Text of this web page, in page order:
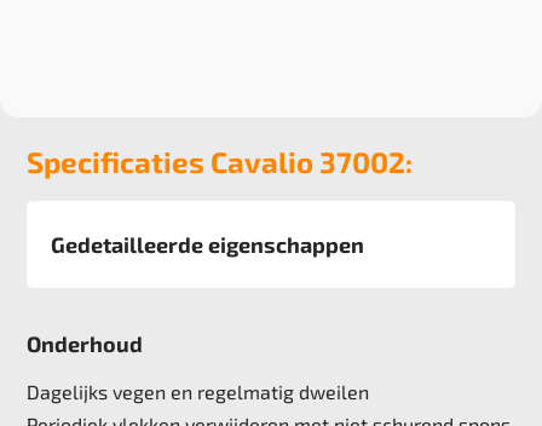
Specificaties Cavalio 37002:
Gedetailleerde eigenschappen
Pool
Totale hoogte
Onderhoud
Dagelijks vegen en regelmatig dweilen